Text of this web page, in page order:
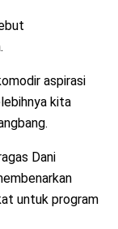
aspirasi
kita
Dani
untuk program